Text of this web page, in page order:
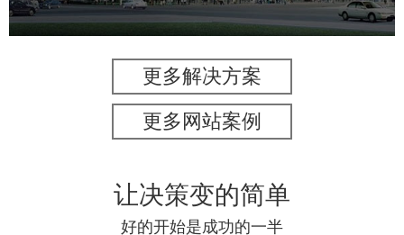
更多解决方案
更多网站案例
让决策变的简单
好的开始是成功的一半